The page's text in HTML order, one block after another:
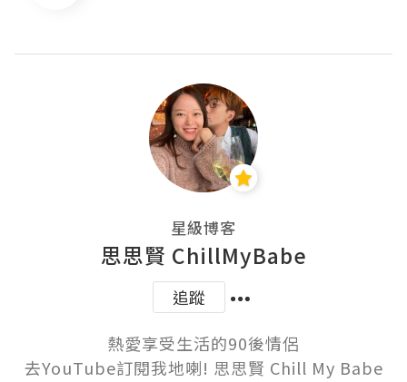
星級博客
思思賢 ChillMyBabe
追蹤
熱愛享受生活的90後情侶
去YouTube訂閱我地喇! 思思賢 Chill My Babe